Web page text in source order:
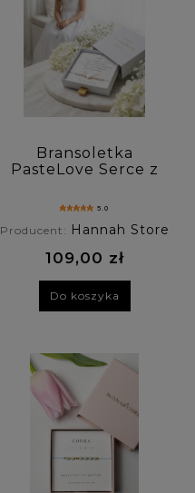
Bransoletka
PasteLove Serce z
5.0
Producent: Hannah Store
109,00 zł
Do koszyka